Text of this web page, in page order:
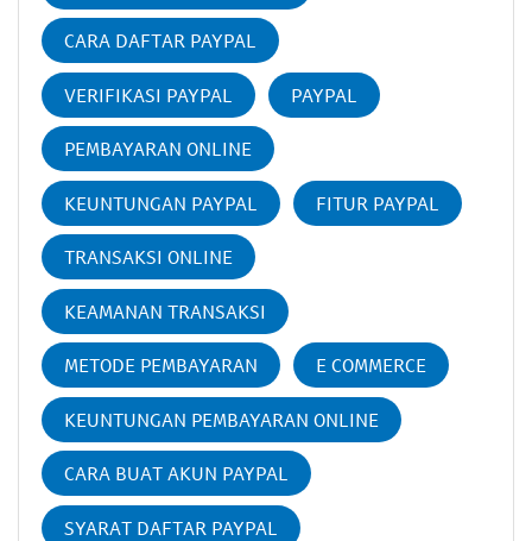
CARA DAFTAR PAYPAL
VERIFIKASI PAYPAL PAYPAL
PEMBAYARAN ONLINE
KEUNTUNGAN PAYPAL FITUR PAYPAL
TRANSAKSI ONLINE
KEAMANAN TRANSAKSI
METODE PEMBAYARAN E COMMERCE
KEUNTUNGAN PEMBAYARAN ONLINE
CARA BUAT AKUN PAYPAL
SYARAT DAFTAR PAYPAL